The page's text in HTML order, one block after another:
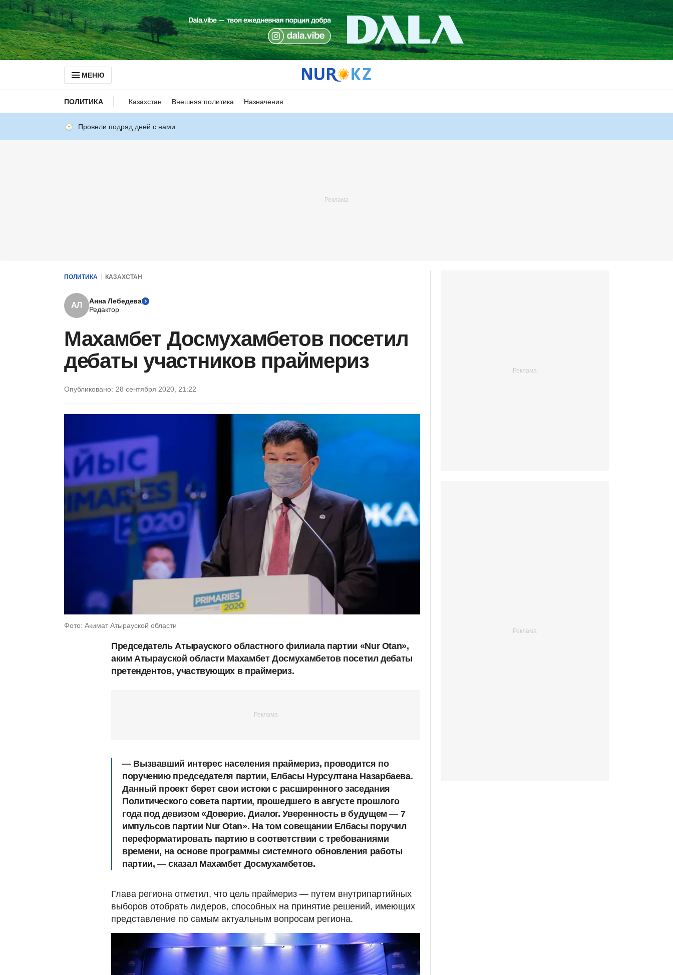
МЕНЮ
ПОЛИТИКА Казахстан Внешняя политика Назначения
Провели подряд дней с нами
ПОЛИТИКА КАЗАХСТАН
АЛ
Анна Лебедева
Редактор
Махамбет Досмухамбетов посетил
дебаты участников праймериз
Опубликовано: 28 сентября 2020, 21:22
Фото: Акимат Атырауской области
Председатель Атырауского областного филиала партии «Nur Otan»,
аким Атырауской области Махамбет Досмухамбетов посетил дебаты
претендентов, участвующих в праймериз.
— Вызвавший интерес населения праймериз, проводится по
поручению председателя партии, Елбасы Нурсултана Назарбаева.
Данный проект берет свои истоки с расширенного заседания
Политического совета партии, прошедшего в августе прошлого
года под девизом «Доверие. Диалог. Уверенность в будущем — 7
импульсов партии Nur Otan». На том совещании Елбасы поручил
переформатировать партию в соответствии с требованиями
времени, на основе программы системного обновления работы
партии, — сказал Махамбет Досмухамбетов.
Глава региона отметил, что цель праймериз — путем внутрипартийных
выборов отобрать лидеров, способных на принятие решений, имеющих
представление по самым актуальным вопросам региона.